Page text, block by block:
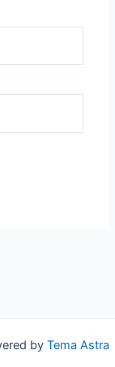
by Tema Astra